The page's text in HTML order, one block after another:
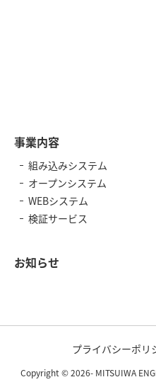
事業内容
組み込みシステム
オープンシステム
WEBシステム
検証サービス
お知らせ
プライバシーポリ
Copyright © 2026- MITSUIWA